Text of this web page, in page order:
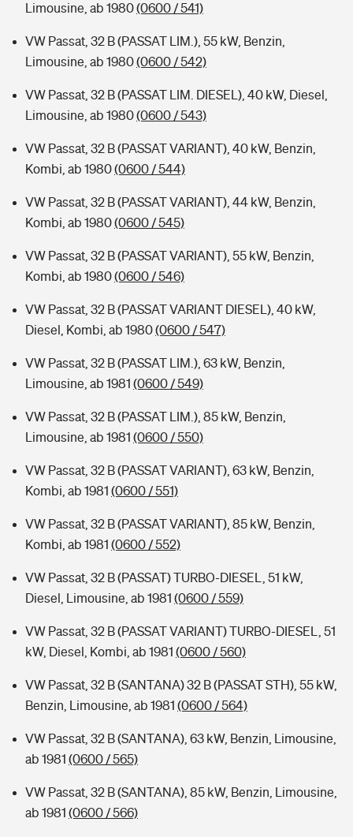
Limousine, ab 1980(0600 / 541)
VW Passat, 32 B (PASSAT LIM.), 55 kW, Benzin,
Limousine, ab 1980(0600 / 542)
VW Passat, 32 B (PASSAT LIM. DIESEL), 40 kW, Diesel,
Limousine, ab 1980(0600 / 543)
VW Passat, 32 B (PASSAT VARIANT), 40 kW, Benzin,
Kombi, ab 1980(0600 / 544)
VW Passat, 32 B (PASSAT VARIANT), 44 kW, Benzin,
Kombi, ab 1980(0600 / 545)
VW Passat, 32 B (PASSAT VARIANT), 55 kW, Benzin,
Kombi, ab 1980(0600 / 546)
VW Passat, 32 B (PASSAT VARIANT DIESEL), 40 kW,
Diesel, Kombi, ab 1980(0600 / 547)
VW Passat, 32 B (PASSAT LIM.), 63 kW, Benzin,
Limousine, ab 1981 (0600 / 549)
VW Passat, 32 B (PASSAT LIM.), 85 kW, Benzin,
Limousine, ab 1981 (0600 / 550)
VW Passat, 32 B (PASSAT VARIANT), 63 kW, Benzin,
Kombi, ab 1981 (0600 / 551)
VW Passat, 32 B (PASSAT VARIANT), 85 kW, Benzin,
Kombi, ab 1981 (0600 / 552)
VW Passat, 32 B (PASSAT) TURBO-DIESEL, 51 kW,
Diesel, Limousine, ab 1981 (0600 / 559)
VW Passat, 32 B (PASSAT VARIANT) TURBO-DIESEL, 51
kW, Diesel, Kombi, ab 1981 (0600 / 560)
VW Passat, 32 B (SANTANA) 32 B (PASSAT STH), 55 kW,
Benzin, Limousine, ab 1981 (0600 / 564)
VW Passat, 32 B (SANTANA), 63 kW, Benzin, Limousine,
ab 1981 (0600 / 565)
VW Passat, 32 B (SANTANA), 85 kW, Benzin, Limousine,
ab 1981 (0600 / 566)